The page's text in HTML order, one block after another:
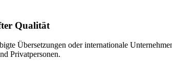
Qualität
Übersetzungen oder internationale
Privatpersonen.